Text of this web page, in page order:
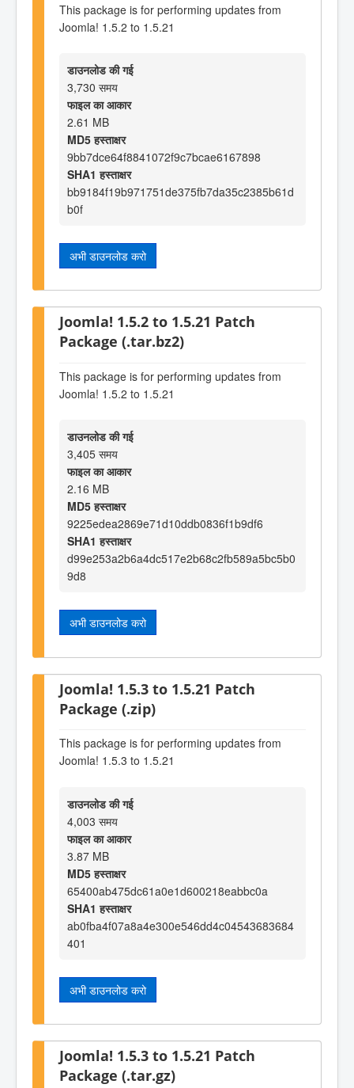
This package is for performing updates from
Joomla! 1.5.2 to 1.5.21
डाउनलोड की गई
3,730 समय
फाइल का आकार
2.61 MB
MD5 हस्ताक्षर
9bb7dce64f8841072f9c7bcae6167898
SHA1 हस्ताक्षर
bb9184f19b971751de375fb7da35c2385b61d
b0f
अभी डाउनलोड करो
Joomla! 1.5.2 to 1.5.21 Patch
Package (.tar.bz2)
This package is for performing updates from
Joomla! 1.5.2 to 1.5.21
डाउनलोड की गई
3,405 समय
फाइल का आकार
2.16 MB
MD5 हस्ताक्षर
9225edea2869e71d10ddb0836f1b9df6
SHA1 हस्ताक्षर
d99e253a2b6a4dc517e2b68c2fb589a5bc5b0
9d8
अभी डाउनलोड करो
Joomla! 1.5.3 to 1.5.21 Patch
Package (.zip)
This package is for performing updates from
Joomla! 1.5.3 to 1.5.21
डाउनलोड की गई
4,003 समय
फाइल का आकार
3.87 MB
MD5 हस्ताक्षर
65400ab475dc61a0e1d600218eabbc0a
SHA1 हस्ताक्षर
ab0fba4f07a8a4e300e546dd4c04543683684
401
अभी डाउनलोड करो
Joomla! 1.5.3 to 1.5.21 Patch
Package (.tar.gz)